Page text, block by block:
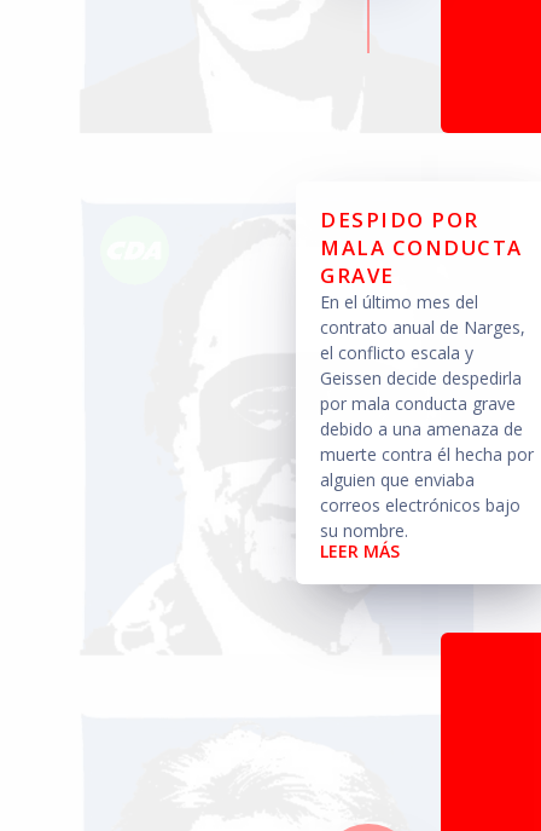
DESPIDO POR
MALA CONDUCTA
GRAVE
En el último mes del
contrato anual de Narges,
el conflicto escala y
Geissen decide despedirla
por mala conducta grave
debido a una amenaza de
muerte contra él hecha por
alguien que enviaba
correos electrónicos bajo
su nombre.
LEER MÁS